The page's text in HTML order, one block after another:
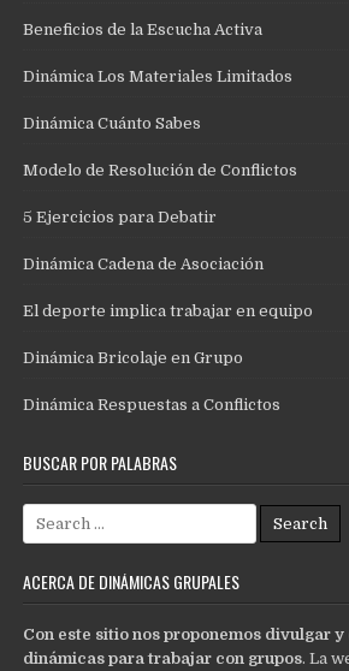
Beneficios de la Escucha Activa
Dinámica Los Materiales Limitados
Dinámica Cuánto Sabes
Modelo de Resolución de Conflictos
5 Ejercicios para Debatir
Dinámica Cadena de Asociación
El deporte implica trabajar en equipo
Dinámica Bricolaje en Grupo
Dinámica Respuestas a Conflictos
BUSCAR POR PALABRAS
for:
ACERCA DE DINÁMICAS GRUPALES
Con este sitio nos proponemos divulgar
dinámicas para trabajar con grupos. La